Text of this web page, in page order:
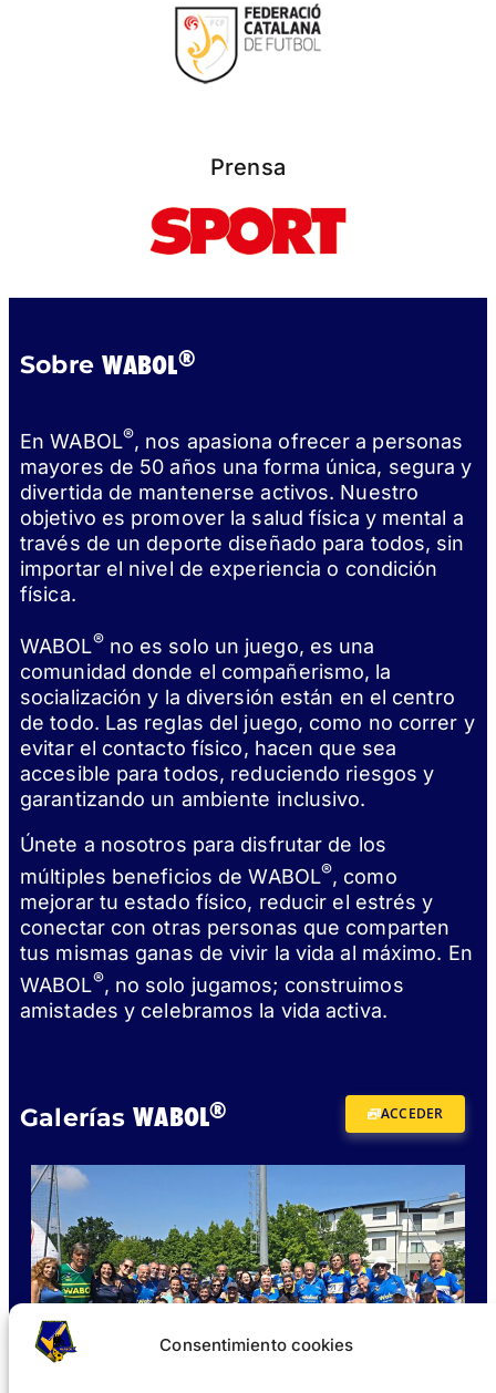
Consentimiento cookies
Prensa
Sobre WABOL®
En WABOL®, nos apasiona ofrecer a personas
mayores de 50 años una forma única, segura y
divertida de mantenerse activos. Nuestro
objetivo es promover la salud física y mental a
través de un deporte diseñado para todos, sin
importar el nivel de experiencia o condición
física.
WABOL®no es solo un juego, es una
comunidad donde el compañerismo, la
socialización y la diversión están en el centro
de todo. Las reglas del juego, como no correr y
evitar el contacto físico, hacen que sea
accesible para todos, reduciendo riesgos y
garantizando un ambiente inclusivo.
Únete a nosotros para disfrutar de los
múltiples beneficios de WABOL®, como
mejorar tu estado físico, reducir el estrés y
conectar con otras personas que comparten
tus mismas ganas de vivir la vida al máximo. En
WABOL®, no solo jugamos; construimos
amistades y celebramos la vida activa.
GaleríasWABOL® ACCEDER